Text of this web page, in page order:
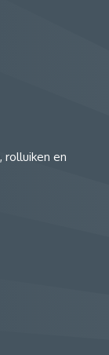
rolluiken en